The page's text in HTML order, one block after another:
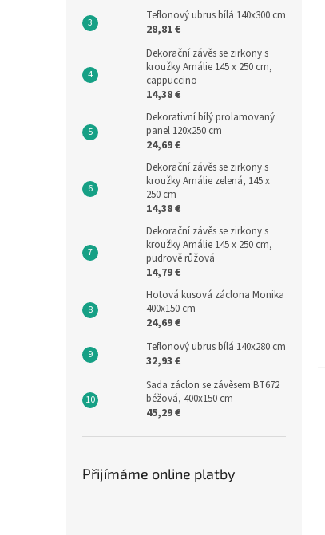
Teflonový ubrus bílá 140x300 cm
28,81 €
Dekorační závěs se zirkony s
kroužky Amálie 145 x 250 cm,
cappuccino
14,38 €
Dekorativní bílý prolamovaný
panel 120x250 cm
24,69 €
Dekorační závěs se zirkony s
kroužky Amálie zelená, 145 x
250 cm
14,38 €
Dekorační závěs se zirkony s
kroužky Amálie 145 x 250 cm,
pudrově růžová
14,79 €
Hotová kusová záclona Monika
400x150 cm
24,69 €
Teflonový ubrus bílá 140x280 cm
32,93 €
Sada záclon se závěsem BT672
béžová, 400x150 cm
45,29 €
Přijímáme online platby